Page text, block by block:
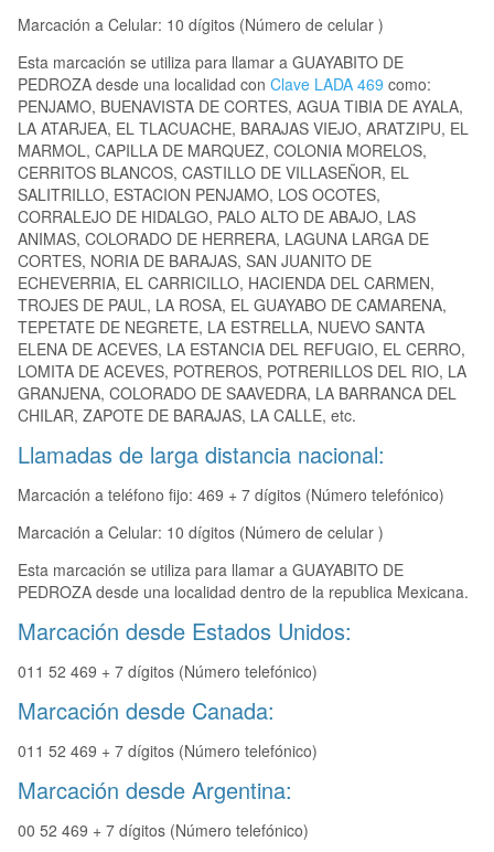
Marcación a Celular: 10 dígitos (Número de celular )
Esta marcación se utiliza para llamar a GUAYABITO DE
PEDROZA desde una localidad con Clave LADA 469 como:
PENJAMO, BUENAVISTA DE CORTES, AGUA TIBIA DE AYALA,
LA ATARJEA, EL TLACUACHE, BARAJAS VIEJO, ARATZIPU, EL
MARMOL, CAPILLA DE MARQUEZ, COLONIA MORELOS,
CERRITOS BLANCOS, CASTILLO DE VILLASEÑOR, EL
SALITRILLO, ESTACION PENJAMO, LOS OCOTES,
CORRALEJO DE HIDALGO, PALO ALTO DE ABAJO, LAS
ANIMAS, COLORADO DE HERRERA, LAGUNA LARGA DE
CORTES, NORIA DE BARAJAS, SAN JUANITO DE
ECHEVERRIA, EL CARRICILLO, HACIENDA DEL CARMEN,
TROJES DE PAUL, LA ROSA, EL GUAYABO DE CAMARENA,
TEPETATE DE NEGRETE, LA ESTRELLA, NUEVO SANTA
ELENA DE ACEVES, LA ESTANCIA DEL REFUGIO, EL CERRO,
LOMITA DE ACEVES, POTREROS, POTRERILLOS DEL RIO, LA
GRANJENA, COLORADO DE SAAVEDRA, LA BARRANCA DEL
CHILAR, ZAPOTE DE BARAJAS, LA CALLE, etc.
Llamadas de larga distancia nacional:
Marcación a teléfono fijo: 469 + 7 dígitos (Número telefónico)
Marcación a Celular: 10 dígitos (Número de celular )
Esta marcación se utiliza para llamar a GUAYABITO DE
PEDROZA desde una localidad dentro de la republica Mexicana.
Marcación desde Estados Unidos:
011 52 469 + 7 dígitos (Número telefónico)
Marcación desde Canada:
011 52 469 + 7 dígitos (Número telefónico)
Marcación desde Argentina:
00 52 469 + 7 dígitos (Número telefónico)